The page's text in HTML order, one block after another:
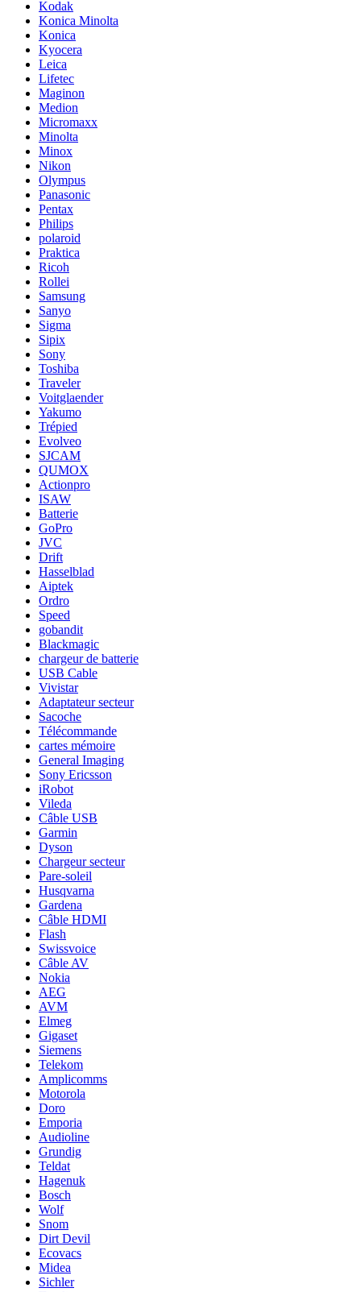
Kodak
Konica Minolta
Konica
Kyocera
Leica
Lifetec
Maginon
Medion
Micromaxx
Minolta
Minox
Nikon
Olympus
Panasonic
Pentax
Philips
polaroid
Praktica
Ricoh
Rollei
Samsung
Sanyo
Sigma
Sipix
Sony
Toshiba
Traveler
Voitglaender
Yakumo
Trépied
Evolveo
SJCAM
QUMOX
Actionpro
ISAW
Batterie
GoPro
JVC
Drift
Hasselblad
Aiptek
Ordro
Speed
gobandit
Blackmagic
chargeur de batterie
USB Cable
Vivistar
Adaptateur secteur
Sacoche
Télécommande
cartes mémoire
General Imaging
Sony Ericsson
iRobot
Vileda
Câble USB
Garmin
Dyson
Chargeur secteur
Pare-soleil
Husqvarna
Gardena
Câble HDMI
Flash
Swissvoice
Câble AV
Nokia
AEG
AVM
Elmeg
Gigaset
Siemens
Telekom
Amplicomms
Motorola
Doro
Emporia
Audioline
Grundig
Teldat
Hagenuk
Bosch
Wolf
Snom
Dirt Devil
Ecovacs
Midea
Sichler